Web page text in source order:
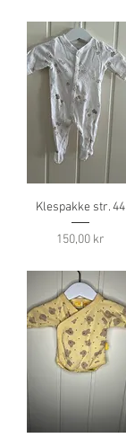
Klespakke str. 44
Pris
150,00 kr